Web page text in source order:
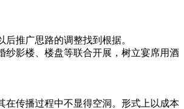
推广思路的调整找到根据。
影楼、楼盘等联合开展，树立宴席用酒
传播过程中不显得空洞。形式上以成本